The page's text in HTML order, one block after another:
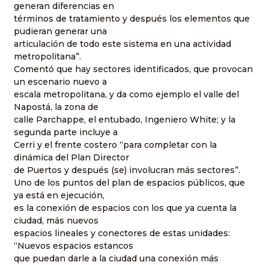
generan diferencias en
términos de tratamiento y después los elementos que
pudieran generar una
articulación de todo este sistema en una actividad
metropolitana”.
Comentó que hay sectores identificados, que provocan
un escenario nuevo a
escala metropolitana, y da como ejemplo el valle del
Napostá, la zona de
calle Parchappe, el entubado, Ingeniero White; y la
segunda parte incluye a
Cerri y el frente costero “para completar con la
dinámica del Plan Director
de Puertos y después (se) involucran más sectores”.
Uno de los puntos del plan de espacios públicos, que
ya está en ejecución,
es la conexión de espacios con los que ya cuenta la
ciudad, más nuevos
espacios lineales y conectores de estas unidades:
“Nuevos espacios estancos
que puedan darle a la ciudad una conexión más